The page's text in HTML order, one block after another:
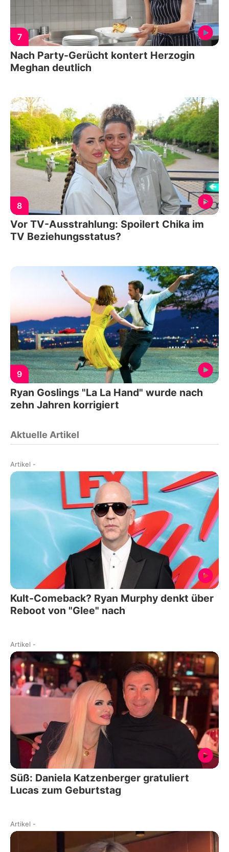
7
Nach Party-Gerücht kontert Herzogin
Meghan deutlich
8
Vor TV-Ausstrahlung: Spoilert Chika im
TV Beziehungsstatus?
9
Ryan Goslings "La La Hand" wurde nach
zehn Jahren korrigiert
Aktuelle Artikel
Artikel -
Kult-Comeback? Ryan Murphy denkt über
Reboot von "Glee" nach
Artikel -
Süß: Daniela Katzenberger gratuliert
Lucas zum Geburtstag
Artikel -